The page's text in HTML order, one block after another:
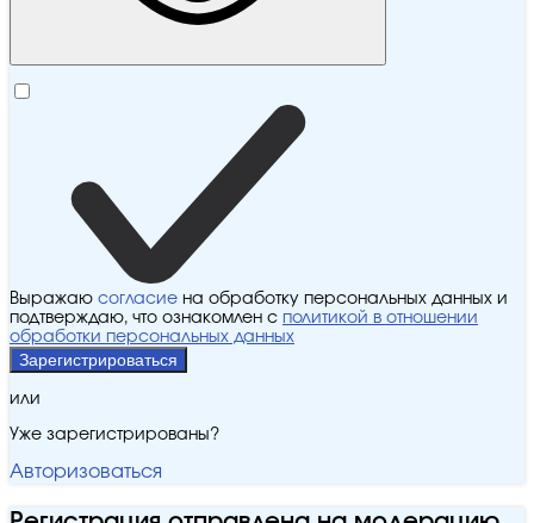
Выражаю согласие на обработку персональных данных и
подтверждаю, что ознакомлен с политикой в отношении
обработки персональных данных
Зарегистрироваться
или
Уже зарегистрированы?
Авторизоваться